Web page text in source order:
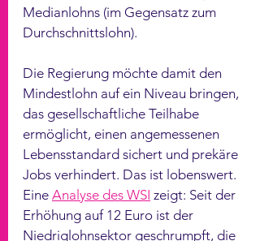
Medianlohns (im Gegensatz zum
Durchschnittslohn).
Die Regierung möchte damit den
Mindestlohn auf ein Niveau bringen,
das gesellschaftliche Teilhabe
ermöglicht, einen angemessenen
Lebensstandard sichert und prekäre
Jobs verhindert. Das ist lobenswert.
Eine Analyse des WSI zeigt: Seit der
Erhöhung auf 12 Euro ist der
Niedriglohnsektor geschrumpft, die